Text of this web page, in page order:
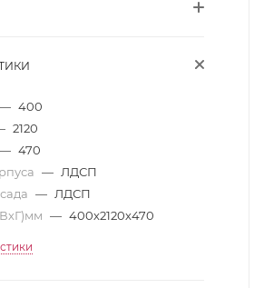
— 400
2120
— 470
— ЛДСП
— ЛДСП
— 400х2120х470